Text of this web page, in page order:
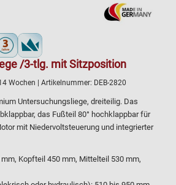
/3-tlg. mit Sitzposition
Wochen | Artikelnummer: DEB-2820
Untersuchungsliege, dreiteilig. Das
das Fußteil 80° hochklappbar für
mit Niedervoltsteuerung und integrierter
Kopfteil 450 mm, Mittelteil 530 mm,